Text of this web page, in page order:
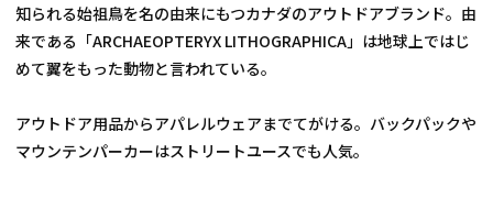
知られる始祖鳥を名の由来にもつカナダのアウトドアブランド。由
来である「ARCHAEOPTERYX LITHOGRAPHICA」は地球上ではじ
めて翼をもった動物と言われている。
アウトドア用品からアパレルウェアまでてがける。バックパックや
マウンテンパーカーはストリートユースでも人気。